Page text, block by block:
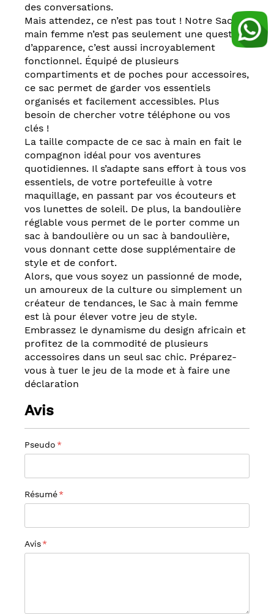
des conversations.
Mais attendez, ce n’est pas tout ! Notre Sac à
main femme n’est pas seulement une question
d’apparence, c’est aussi incroyablement
fonctionnel. Équipé de plusieurs
compartiments et de poches pour accessoires,
ce sac permet de garder vos essentiels
organisés et facilement accessibles. Plus
besoin de chercher votre téléphone ou vos
clés !
La taille compacte de ce sac à main en fait le
compagnon idéal pour vos aventures
quotidiennes. Il s’adapte sans effort à tous vos
essentiels, de votre portefeuille à votre
maquillage, en passant par vos écouteurs et
vos lunettes de soleil. De plus, la bandoulière
réglable vous permet de le porter comme un
sac à bandoulière ou un sac à bandoulière,
vous donnant cette dose supplémentaire de
style et de confort.
Alors, que vous soyez un passionné de mode,
un amoureux de la culture ou simplement un
créateur de tendances, le Sac à main femme
est là pour élever votre jeu de style.
Embrassez le dynamisme du design africain et
profitez de la commodité de plusieurs
accessoires dans un seul sac chic. Préparez-
vous à tuer le jeu de la mode et à faire une
déclaration
Avis
Pseudo
Résumé
Avis